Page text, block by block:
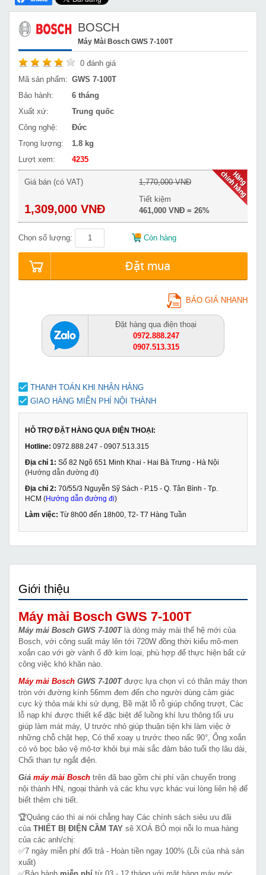
BOSCH
Máy Mài Bosch GWS 7-100T
0 đánh giá
Mã sản phẩm: GWS 7-100T
Bảo hành:
6 tháng
Xuất xứ:
Trung quốc
Công nghệ:
Đức
Trọng lượng:
1.8 kg
Lượt xem:
4235
Giá bán (có VAT)
1,309,000 VNĐ
1,770,000 VNĐ
Tiết kiệm
461,000 VNĐ = 26%
Chọn số lượng: Còn hàng
Đặt mua
BÁO GIÁ NHANH
Đặt hàng qua điện thoại
0972.888.247
0907.513.315
THANH TOÁN KHI NHẬN HÀNG
GIAO HÀNG MIỄN PHÍ NỘI THÀNH
HỖ TRỢ ĐẶT HÀNG QUA ĐIỆN THOẠI:
Hotline: 0972.888.247 - 0907.513.315
Địa chỉ 1: Số 82 Ngõ 651 Minh Khai - Hai Bà Trưng - Hà Nội
(Hướng dẫn đường đi)
Địa chỉ 2: 70/55/3 Nguyễn Sỹ Sách - P.15 - Q. Tân Bình - Tp.
HCM (Hướng dẫn đường đi)
Làm việc: Từ 8h00 đến 18h00, T2- T7 Hàng Tuần
Giới thiệu
Máy mài Bosch GWS 7-100T
Máy mài Bosch GWS 7-100Tlà dòng máy mài thế hệ mới của
Bosch, với công suất máy lên tới 720W đồng thời kiểu mô-men
xoắn cao với gờ vành ổ đỡ kim loại, phù hợp để thực hiện bất cứ
công việc khó khăn nào.
Máy mài Bosch GWS 7-100T được lựa chọn vì có thân máy thon
tròn với đường kính 56mm đem đến cho người dùng cảm giác
cực kỳ thỏa mái khi sử dụng, Bề mặt lỗ rỗ giúp chống trượt, Các
lỗ nạp khí được thiết kế đặc biệt để luồng khí lưu thông tối ưu
giúp làm mát máy, Ụ trước nhỏ giúp thuận tiện khi làm việc ở
những chỗ chật hẹp, Có thể xoay ụ trước theo nấc 90°, Ống xoắn
có vỏ bọc bảo vệ mô-tơ khỏi bụi mài sắc đảm bảo tuổi thọ lâu dài,
Chổi than tự ngắt điện.
Giá máy mài Bosch trên đã bao gồm chi phí vận chuyển trong
nội thành HN, ngoại thành và các khu vực khác vui lòng liên hệ để
biết thêm chi tiết.
🏆Quảng cáo thì ai nói chẳng hay Các chính sách siêu ưu đãi
của THIẾT BỊ ĐIỆN CẦM TAY sẽ XOÁ BỎ mọi nỗi lo mua hàng
của các anh/chị:
✅7 ngày miễn phí đổi trả - Hoàn tiền ngay 100% (Lỗi của nhà sản
xuất)